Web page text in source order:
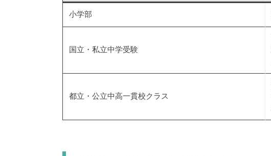
小学部
国立・私立中学受験
都立・公立中高一貫校クラス